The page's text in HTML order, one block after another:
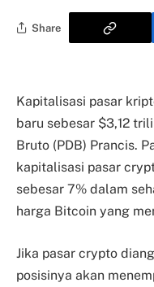
Share
Kapitalisasi pasar
baru sebesar $3,12
Bruto (PDB) Prancis.
kapitalisasi pasar
sebesar 7% dalam
harga Bitcoin yang
Jika pasar crypto
posisinya akan